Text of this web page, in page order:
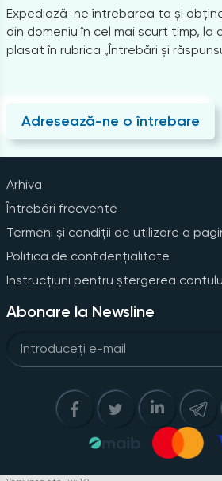
Expediază-ne întrebarea ta și
din domeniu în cel mai scurt timp, la
plasat în rubrica „Întrebări și
Adresează-ne o întrebare
Arhiva
Întrebări frecvente
Termeni și condiții de utilizare a
Politica de confidențialitate
Instrucțiuni pentru ștergerea
Abonare la Newsline